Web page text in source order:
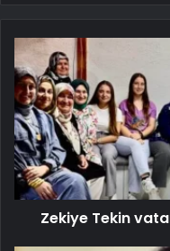
Zekiye Tekin